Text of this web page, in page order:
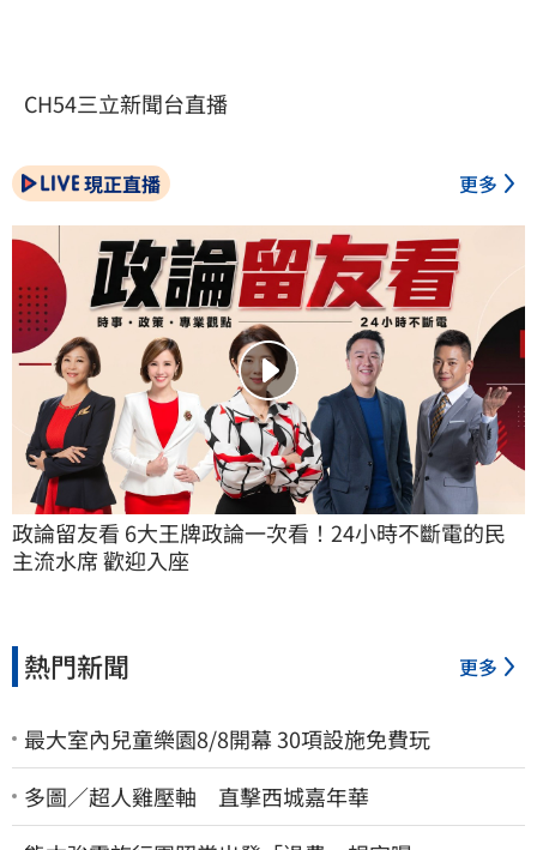
CH54三立新聞台直播
現正直播 更多
政論留友看 6大王牌政論一次看！24小時不斷電的民
主流水席 歡迎入座
熱門新聞 更多
最大室內兒童樂園8/8開幕 30項設施免費玩
多圖／超人雞壓軸 直擊西城嘉年華